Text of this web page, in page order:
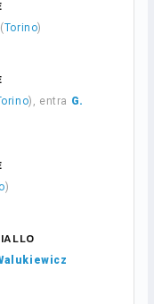
(Torino)
), entra G.
)